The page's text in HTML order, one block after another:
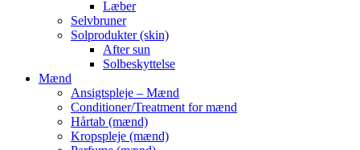
Læber
Selvbruner
Solprodukter (skin)
After sun
Solbeskyttelse
Mænd
Ansigtspleje – Mænd
Conditioner/Treatment for mænd
Hårtab (mænd)
Kropspleje (mænd)